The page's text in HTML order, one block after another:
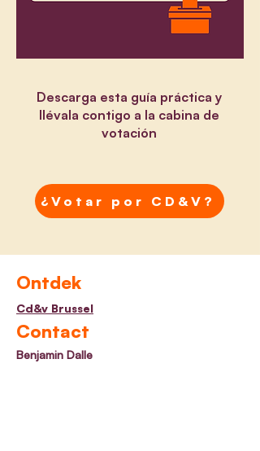
Descarga esta guía práctica y
llévala contigo a la cabina de
votación
¿Votar por CD&V?
Ontdek
Cd&v Brussel
Contact
Benjamin Dalle